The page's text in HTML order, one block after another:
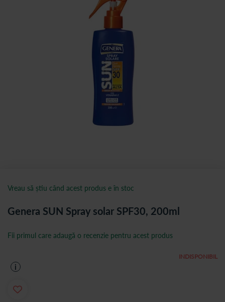
Genera SUN Spray solar SPF30, 200ml
INDISPONIBIL
Fii primul care adaugă o recenzie pentru acest produs
i
Vreau să știu când acest produs e în stoc